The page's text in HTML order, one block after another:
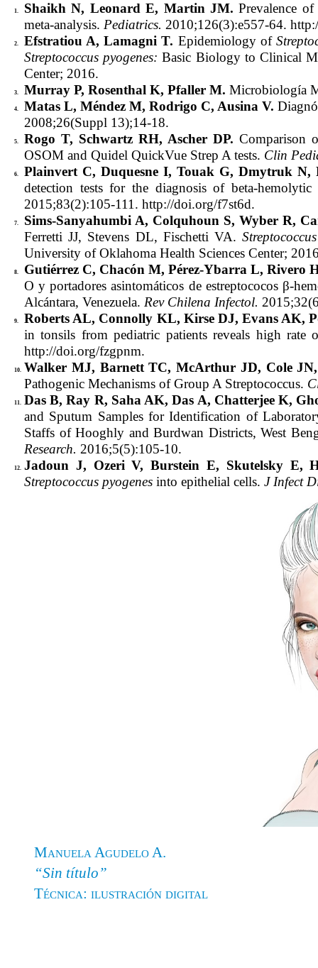
1. Shaikh N, Leonard E, Martin JM.Prevalence
meta-analysis. Pediatrics. 2010;126(3):e557-64.
2. Efstratiou A, Lamagni T. Epidemiology of
Streptococcus pyogenes:Basic Biology to Clinical
Center; 2016.
3. Murray P, Rosenthal K, Pfaller M. Microbiología
4. Matas L, Méndez M, Rodrigo C, Ausina V.
2008;26(Suppl 13);14-18.
5. Rogo T, Schwartz RH, Ascher DP. Comparison
OSOM and Quidel QuickVue Strep A tests. Clin
6.
Plainvert C, Duquesne I, Touak G, Dmytruk
detection tests for the diagnosis of beta-
2015;83(2):105-111. http://doi.org/f7st6d.
7.
Sims-Sanyahumbi A, Colquhoun S, Wyber R,
Ferretti JJ, Stevens DL, Fischetti VA.
University of Oklahoma Health Sciences Center;
8.
Gutiérrez C, Chacón M, Pérez-Ybarra L, Rivero
O y portadores asintomáticos de estreptococos β-
Alcántara, Venezuela. Rev Chilena Infectol.
9.
Roberts AL, Connolly KL, Kirse DJ, Evans AK,
in tonsils from pediatric patients reveals high rate
http://doi.org/fzgpnm.
10. Walker MJ, Barnett TC, McArthur JD, Cole
Pathogenic Mechanisms of Group A Streptococcus.
11. Das B, Ray R, Saha AK, Das A, Chatterjee K,
and Sputum Samples for Identification of
Staffs of Hooghly and Burdwan Districts, West
Research. 2016;5(5):105-10.
12. Jadoun J, Ozeri V, Burstein E, Skutelsky E,
Streptococcus pyogenes into epithelial cells. J Infect
Manuela Agudelo A.
“Sin título”
Técnica: ilustración digital